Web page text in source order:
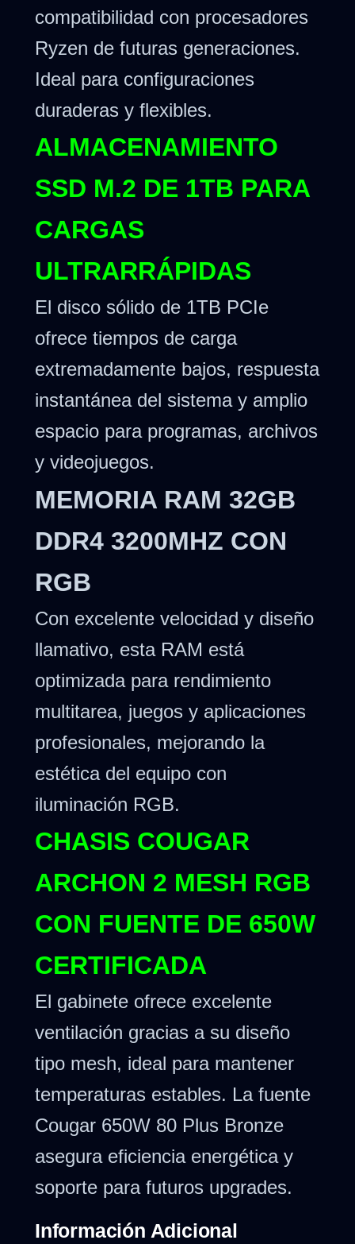
compatibilidad con procesadores
Ryzen de futuras generaciones.
Ideal para configuraciones
duraderas y flexibles.
ALMACENAMIENTO
SSD M.2 DE 1TB PARA
CARGAS
ULTRARRÁPIDAS
El disco sólido de 1TB PCIe
ofrece tiempos de carga
extremadamente bajos, respuesta
instantánea del sistema y amplio
espacio para programas, archivos
y videojuegos.
MEMORIA RAM 32GB
DDR4 3200MHZ CON
RGB
Con excelente velocidad y diseño
llamativo, esta RAM está
optimizada para rendimiento
multitarea, juegos y aplicaciones
profesionales, mejorando la
estética del equipo con
iluminación RGB.
CHASIS COUGAR
ARCHON 2 MESH RGB
CON FUENTE DE 650W
CERTIFICADA
El gabinete ofrece excelente
ventilación gracias a su diseño
tipo mesh, ideal para mantener
temperaturas estables. La fuente
Cougar 650W 80 Plus Bronze
asegura eficiencia energética y
soporte para futuros upgrades.
Información Adicional